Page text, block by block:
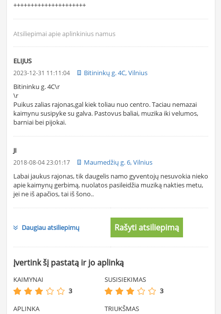
+++++++++++++++++++++
Atsiliepimai apie aplinkinius namus
ELIJUS
2023-12-31 11:11:04
Bitininkų g. 4C, Vilnius
Bitininku g. 4C\r
\r
Puikus zalias rajonas,gal kiek toliau nuo centro. Taciau nemazai
kaimynu susipyke su galva. Pastovus baliai, muzika iki velumos,
barniai bei pijokai.
JI
2018-08-04 23:01:17
Maumedžių g. 6, Vilnius
Labai jaukus rajonas, tik daugelis namo gyventojų nesuvokia nieko
apie kaimynų gerbimą, nuolatos pasileidžia muziką nakties metu,
jei ne iš apačios, tai iš šono..
Daugiau atsiliepimų Rašyti atsiliepimą
Įvertink šį pastatą ir jo aplinką
KAIMYNAI
3
SUSISIEKIMAS
3
APLINKA
TRIUKŠMAS